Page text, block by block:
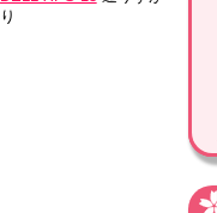
り